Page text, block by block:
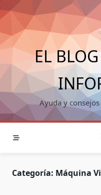
Saltar
al
contenido
EL
Ayuda y
Categoría: Máquina